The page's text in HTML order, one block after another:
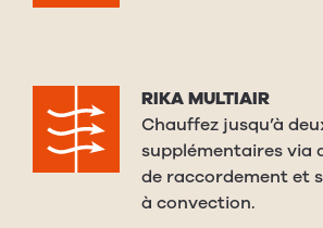
RIKA MULTIAIR
Chauffez jusqu’à
supplémentaires via
de raccordement et
à convection.